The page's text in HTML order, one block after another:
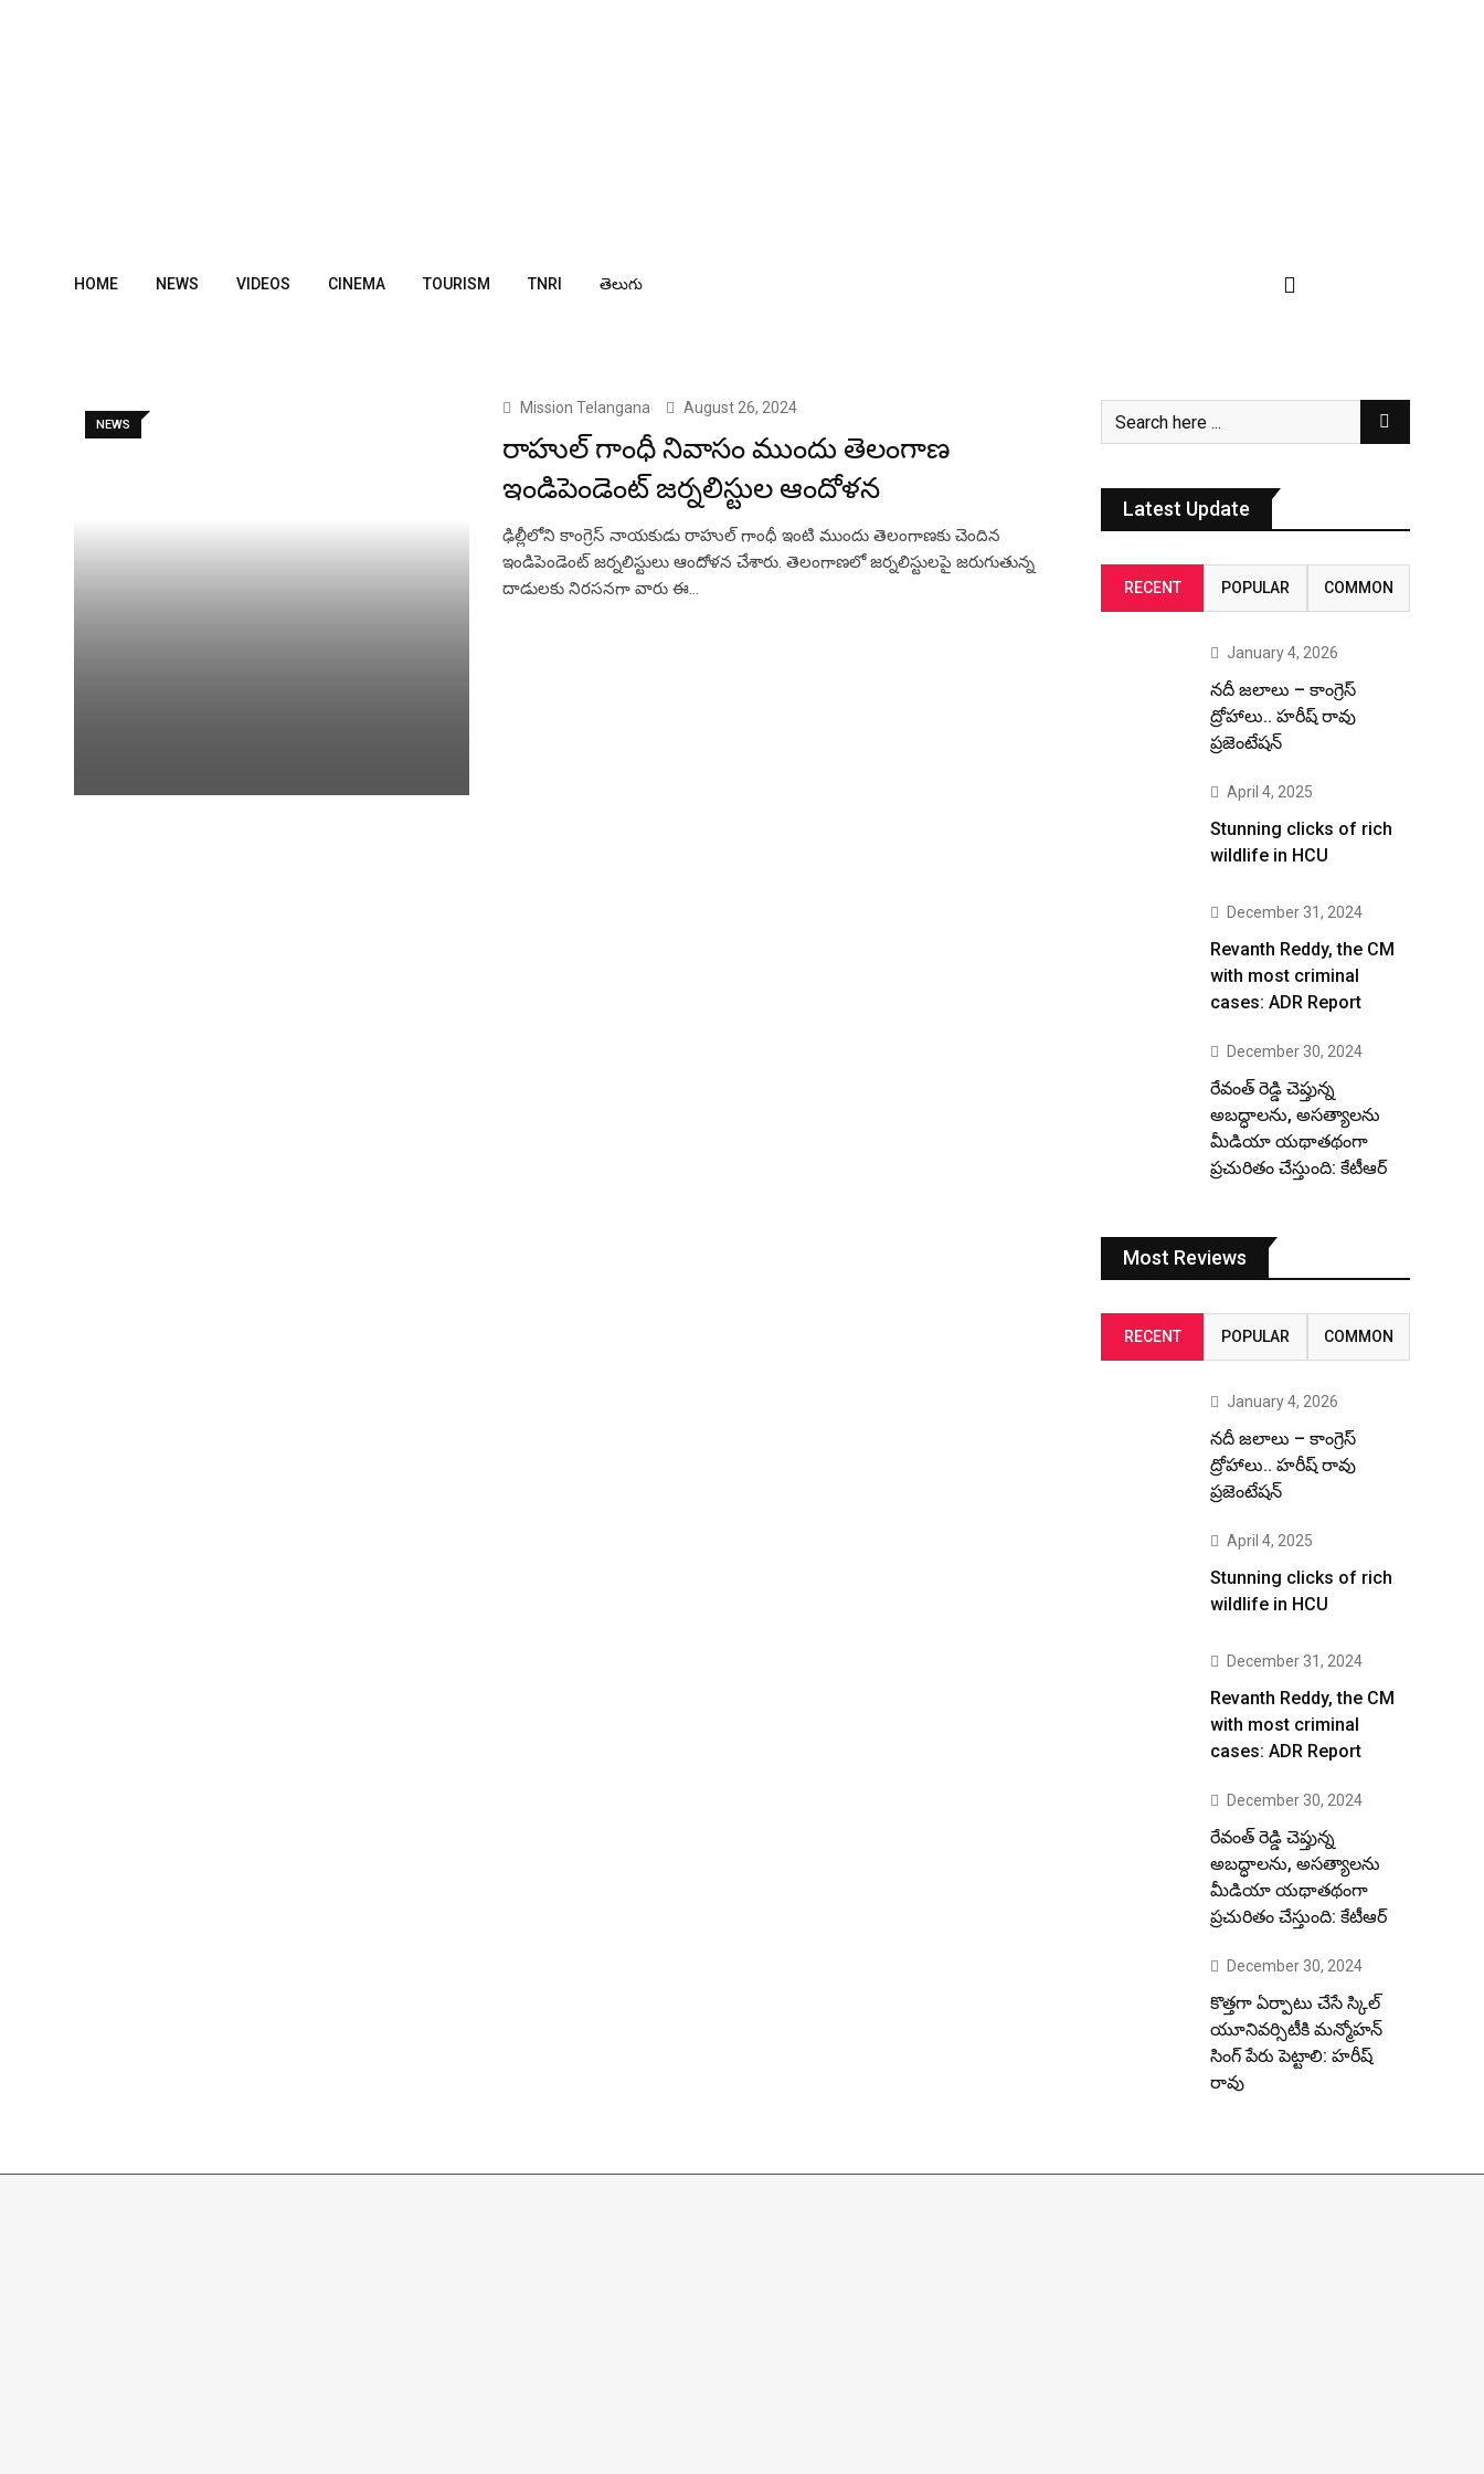
HOME NEWS VIDEOS CINEMA TOURISM TNRI తెలుగు
NEWS
Mission Telangana August 26, 2024
రాహుల్ గాంధీ నివాసం ముందు తెలంగాణ
ఇండిపెండెంట్ జర్నలిస్టుల ఆందోళన
ఢిల్లీలోని కాంగ్రెస్ నాయకుడు రాహుల్ గాంధీ ఇంటి ముందు తెలంగాణకు చెందిన
ఇండిపెండెంట్ జర్నలిస్టులు ఆందోళన చేశారు. తెలంగాణలో జర్నలిస్టులపై జరుగుతున్న
దాడులకు నిరసనగా వారు ఈ…
Latest Update
RECENT POPULAR COMMON
January 4, 2026
నదీ జలాలు – కాంగ్రెస్
ద్రోహాలు.. హరీష్ రావు
ప్రజెంటేషన్
April 4, 2025
Stunning clicks of rich
wildlife in HCU
December 31, 2024
Revanth Reddy, the CM
with most criminal
cases: ADR Report
December 30, 2024
రేవంత్ రెడ్డి చెప్తున్న
అబద్ధాలను, అసత్యాలను
మీడియా యథాతథంగా
ప్రచురితం చేస్తుంది: కేటీఆర్
Most Reviews
RECENT POPULAR COMMON
January 4, 2026
నదీ జలాలు – కాంగ్రెస్
ద్రోహాలు.. హరీష్ రావు
ప్రజెంటేషన్
April 4, 2025
Stunning clicks of rich
wildlife in HCU
December 31, 2024
Revanth Reddy, the CM
with most criminal
cases: ADR Report
December 30, 2024
రేవంత్ రెడ్డి చెప్తున్న
అబద్ధాలను, అసత్యాలను
మీడియా యథాతథంగా
ప్రచురితం చేస్తుంది: కేటీఆర్
December 30, 2024
కొత్తగా ఏర్పాటు చేసే స్కిల్
యూనివర్సిటీకి మన్మోహన్
సింగ్ పేరు పెట్టాలి: హరీష్
రావు